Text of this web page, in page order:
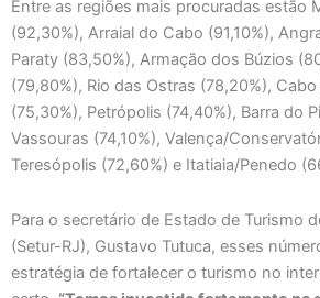
Entre as regiões mais procuradas estão
(92,30%), Arraial do Cabo (91,10%),
Paraty (83,50%), Armação dos Búzios
(79,80%), Rio das Ostras (78,20%),
(75,30%), Petrópolis (74,40%), Barra do
Vassouras (74,10%), Valença/
Teresópolis (72,60%) e Itatiaia/Penedo
Para o secretário de Estado de Turismo
(Setur-RJ), Gustavo Tutuca, esses
estratégia de fortalecer o turismo no